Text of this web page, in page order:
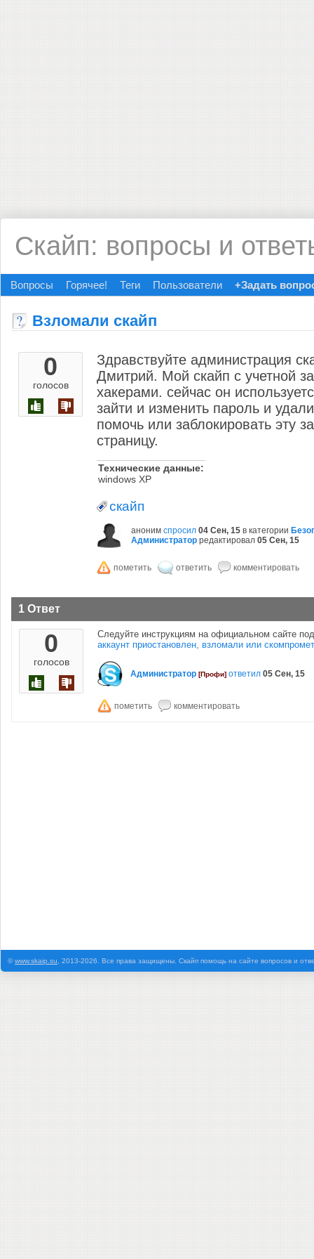
Скайп: вопросы и
Вопросы Горячее! Теги Пользователи +Задать
Взломали скайп
0
голосов
Здравствуйте администрация
Дмитрий. Мой скайп с учетной
хакерами. сейчас он
зайти и изменить пароль и
помочь или заблокировать эту
страницу.
Технические данные:
windows XP
скайп
аноним спросил 04 Сен, 15 в категории
Администратор редактировал 05 Сен, 15
1 Ответ
0
голосов
Следуйте инструкциям на официальном сайте
аккаунт приостановлен, взломали или
Администратор [Профи] ответил 05 Сен, 15
©www.skaip.su , 2013-2026. Все права защищены. Скайп помощь на сайте вопросов и